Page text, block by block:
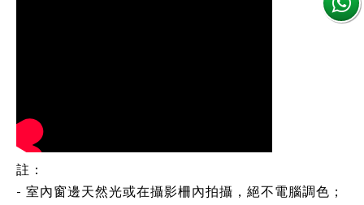
註：
- 室內窗邊天然光或在攝影柵內拍攝，絕不電腦調色；